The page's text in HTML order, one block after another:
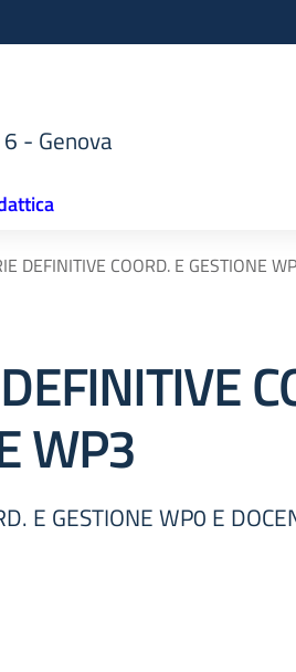
- Genova
DEFINITIVE COORD. E GESTIONE
WP3
E GESTIONE WP0 E